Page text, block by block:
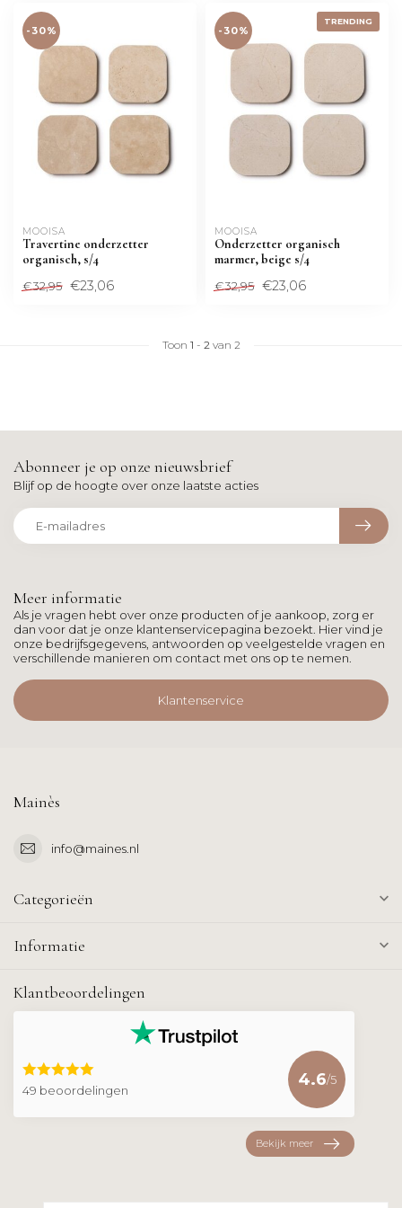
-30%
MOOISA
Travertine onderzetter
organisch, s/4
€32,95 €23,06
TRENDING
-30%
MOOISA
Onderzetter organisch
marmer, beige s/4
€32,95 €23,06
Toon 1 - 2van 2
Meer informatie
Als je vragen hebt over onze producten of je aankoop, zorg er
dan voor dat je onze klantenservicepagina bezoekt. Hier vind je
onze bedrijfsgegevens, antwoorden op veelgestelde vragen en
verschillende manieren om contact met ons op te nemen.
Klantenservice
Abonneer je op onze nieuwsbrief
Blijf op de hoogte over onze laatste acties
Mainès
info@maines.nl
Categorieën
Informatie
Klantbeoordelingen
49 beoordelingen
4.6/5
Bekijk meer